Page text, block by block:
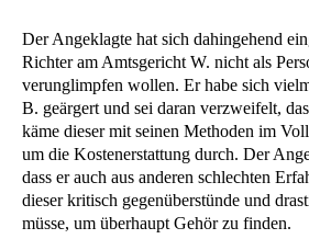
Der Angeklagte hat sich dahingehend
Richter am Amtsgericht W. nicht als
verunglimpfen wollen. Er habe sich
B. geärgert und sei daran verzweifelt,
käme dieser mit seinen Methoden im
um die Kostenerstattung durch. Der
dass er auch aus anderen schlechten
dieser kritisch gegenüberstünde und
müsse, um überhaupt Gehör zu finden.